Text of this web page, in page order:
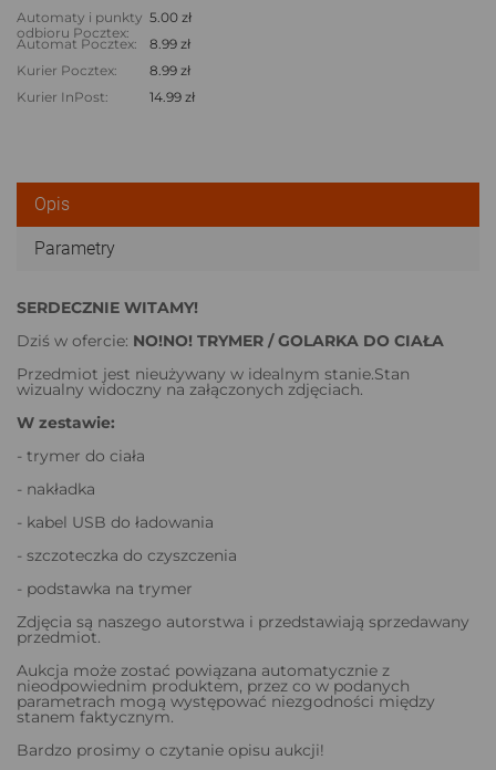
Automaty i punkty
odbioru Pocztex:
5.00 zł
Automat Pocztex:
8.99 zł
Kurier Pocztex:
8.99 zł
Kurier InPost:
14.99 zł
Opis
Parametry
SERDECZNIE WITAMY!
Dziś w ofercie: NO!NO! TRYMER / GOLARKA DO CIAŁA
Przedmiot jest nieużywany w idealnym stanie.Stan
wizualny widoczny na załączonych zdjęciach.
W zestawie:
- trymer do ciała
- nakładka
- kabel USB do ładowania
- szczoteczka do czyszczenia
- podstawka na trymer
Zdjęcia są naszego autorstwa i przedstawiają sprzedawany
przedmiot.
Aukcja może zostać powiązana automatycznie z
nieodpowiednim produktem, przez co w podanych
parametrach mogą występować niezgodności między
stanem faktycznym.
Bardzo prosimy o czytanie opisu aukcji!